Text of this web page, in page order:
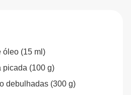
óleo (15 ml)
picada (100 g)
debulhadas (300 g)